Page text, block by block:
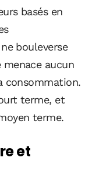
basés en
bouleverse
aucun
consommation.
terme, et
terme.
et